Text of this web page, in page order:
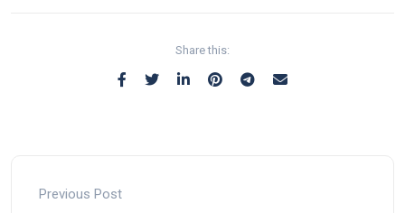
Share this:
Previous Post